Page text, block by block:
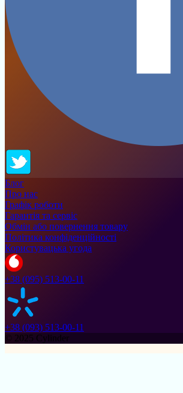
Блог
Про нас
Графік роботи
Гарантія та сервіс
Обмін або повернення товару
Політика конфіденційності
Користувацька угода
+38 (095) 513-00-11
+38 (093) 513-00-11
© 2025 Cylinder